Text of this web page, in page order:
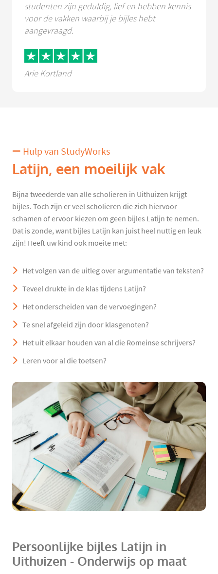
studenten zijn geduldig, lief en hebben kennis
voor de vakken waarbij je bijles hebt
aangevraagd.
Arie Kortland
Hulp van StudyWorks
Latijn, een moeilijk vak
Bijna tweederde van alle scholieren in Uithuizen krijgt
bijles. Toch zijn er veel scholieren die zich hiervoor
schamen of ervoor kiezen om geen bijles Latijn te nemen.
Dat is zonde, want bijles Latijn kan juist heel nuttig en leuk
zijn! Heeft uw kind ook moeite met:
Het volgen van de uitleg over argumentatie van teksten?
Teveel drukte in de klas tijdens Latijn?
Het onderscheiden van de vervoegingen?
Te snel afgeleid zijn door klasgenoten?
Het uit elkaar houden van al die Romeinse schrijvers?
Leren voor al die toetsen?
Persoonlijke bijles Latijn in
Uithuizen - Onderwijs op maat